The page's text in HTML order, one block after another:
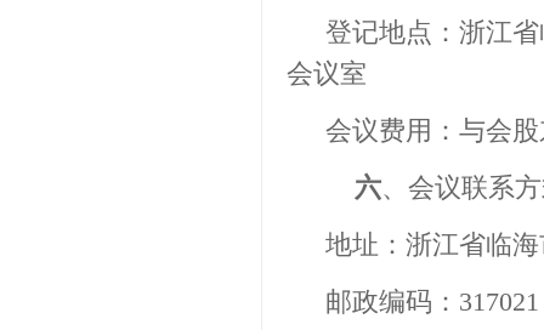
登记地点：浙江
会议室
会议费用：与会
六、会议联系
地址： 浙江省临
邮政编码： 317021